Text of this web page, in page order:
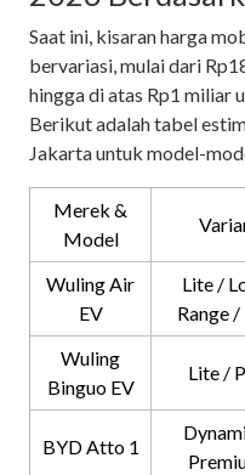
Saat ini, kisaran harga
bervariasi, mulai dari
hingga di atas Rp1 miliar
Berikut adalah tabel
Jakarta untuk model-
Merek &
Model
Wuling Air
EV
Lite /
Range
Wuling
Binguo EV
Lite /
BYD Atto 1